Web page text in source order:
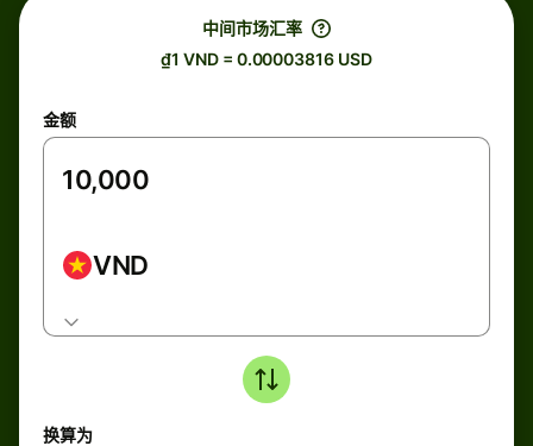
中间市场汇率
₫1 VND = 0.00003816 USD
金额
VND
换算为